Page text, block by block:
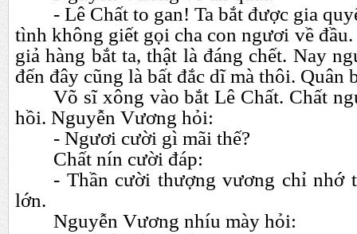
- Lê Chất to gan! Ta bắt được gia
tình không giết gọi cha con ngươi về
giả hàng bắt ta, thật là đáng chết. Nay
đến đây cũng là bất đắc dĩ mà thôi. Quân
Võ sĩ xông vào bắt Lê Chất. Chất
hồi. Nguyễn Vương hỏi:
- Ngươi cười gì mãi thế?
Chất nín cười đáp:
- Thần cười thượng vương chỉ nhớ
lớn.
Nguyễn Vương nhíu mày hỏi: